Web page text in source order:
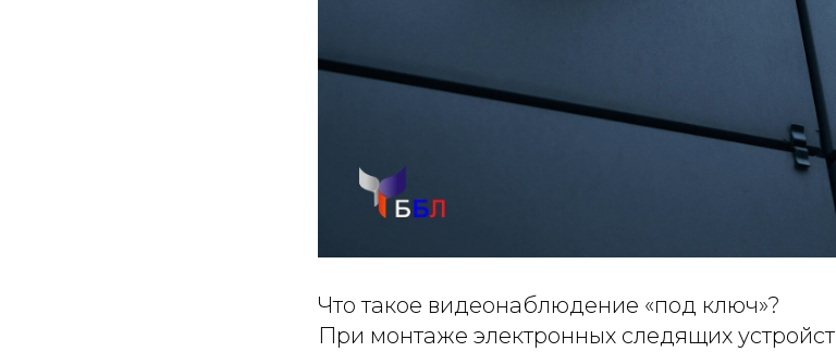
Что такое видеонаблюдение «под ключ»?
При монтаже электронных следящих